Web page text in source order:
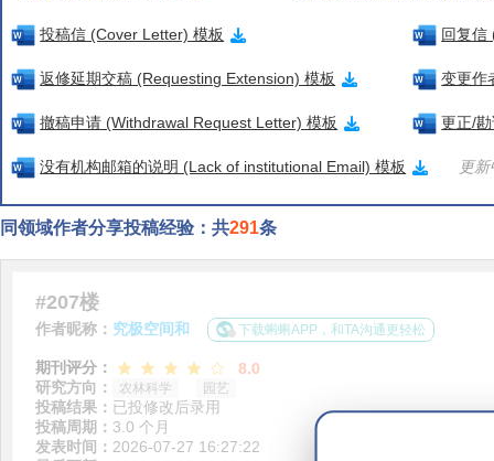
投稿信 (Cover Letter) 模板 回复信
返修延期交稿 (Requesting Extension) 模板 变更作
撤稿申请 (Withdrawal Request Letter) 模板 更正/
没有机构邮箱的说明 (Lack of institutional Email) 模板 更
同领域作者分享投稿经验：共291条
#207楼
作者昵称： 究极空间和 下载蝌蝌APP，和TA沟通更轻松
期刊评分：
8.0
研究方向：
农林科学 园艺
投稿结果： 已投修改后录用
投稿周期： 3.0 个月
发表时间： 2026-07-27 16:27:22